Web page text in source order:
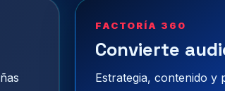
FACTORÍA 360
Convierte
Estrategia, contenido y